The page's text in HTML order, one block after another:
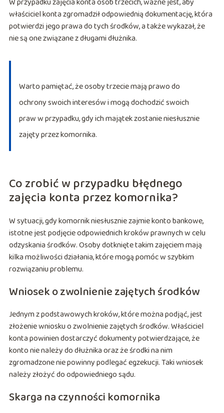
właściciel konta zgromadził odpowiednią dokumentację, która
potwierdzi jego prawa do tych środków, a także wykazał, że
nie są one związane z długami dłużnika.
Warto pamiętać, że osoby trzecie mają prawo do
ochrony swoich interesów i mogą dochodzić swoich
praw w przypadku, gdy ich majątek zostanie niesłusznie
zajęty przez komornika.
Co zrobić w przypadku błędnego
zajęcia konta przez komornika?
W sytuacji, gdy komornik niesłusznie zajmie konto bankowe,
istotne jest podjęcie odpowiednich kroków prawnych w celu
odzyskania środków. Osoby dotknięte takim zajęciem mają
kilka możliwości działania, które mogą pomóc w szybkim
rozwiązaniu problemu.
Wniosek o zwolnienie zajętych środków
Jednym z podstawowych kroków, które można podjąć, jest
złożenie wniosku o zwolnienie zajętych środków. Właściciel
konta powinien dostarczyć dokumenty potwierdzające, że
konto nie należy do dłużnika oraz że środki na nim
zgromadzone nie powinny podlegać egzekucji. Taki wniosek
należy złożyć do odpowiedniego sądu.
Skarga na czynności komornika